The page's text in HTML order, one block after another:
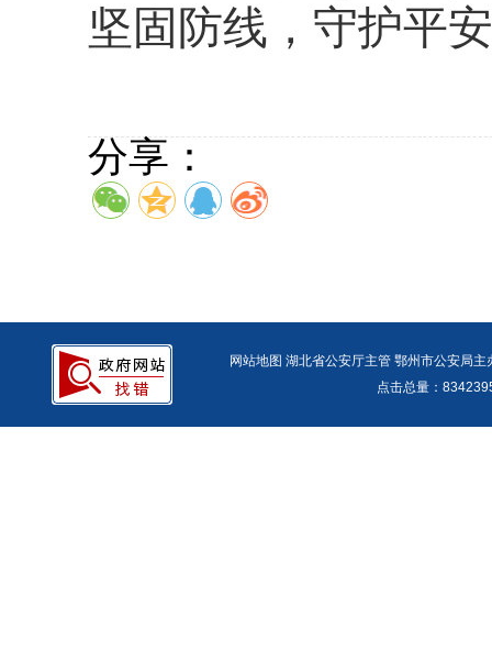
坚固防线，守护平
分享：
网站地图 湖北省公安厅主管 鄂州市公安局
点击总量：